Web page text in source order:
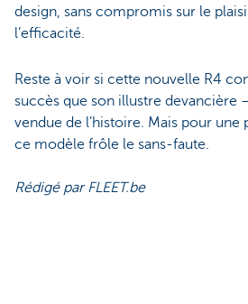
design, sans compromis sur le
l’efficacité.
Reste à voir si cette nouvelle R4
succès que son illustre devancière
vendue de l’histoire. Mais pour une
ce modèle frôle le sans-faute.
Rédigé par FLEET.be